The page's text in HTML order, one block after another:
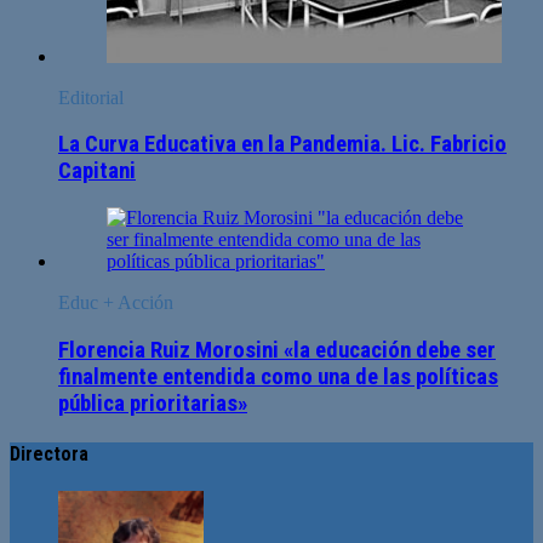
Editorial
La Curva Educativa en la Pandemia. Lic. Fabricio
Capitani
Educ + Acción
Florencia Ruiz Morosini «la educación debe ser
finalmente entendida como una de las políticas
pública prioritarias»
Directora